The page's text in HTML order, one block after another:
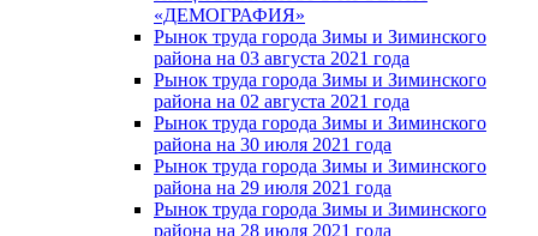
«ДЕМОГРАФИЯ»
Рынок труда города Зимы и Зиминского
района на 03 августа 2021 года
Рынок труда города Зимы и Зиминского
района на 02 августа 2021 года
Рынок труда города Зимы и Зиминского
района на 30 июля 2021 года
Рынок труда города Зимы и Зиминского
района на 29 июля 2021 года
Рынок труда города Зимы и Зиминского
района на 28 июля 2021 года